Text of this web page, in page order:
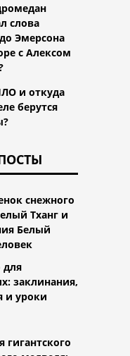
слова
Эмерсона
с Алексом
и откуда
берутся
снежного
Тханг и
Белый
для
заклинания,
и уроки
гигантского